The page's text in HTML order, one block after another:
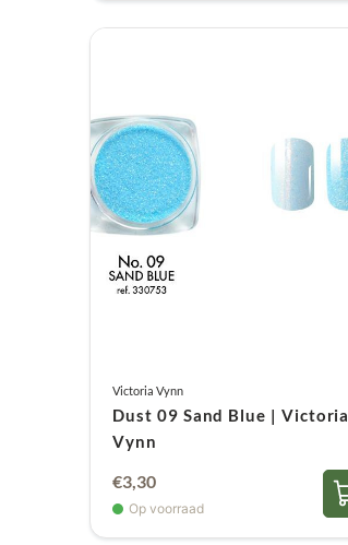
Victoria Vynn
Dust 09 Sand Blue | Victoria
Vynn
€3,30
Op voorraad